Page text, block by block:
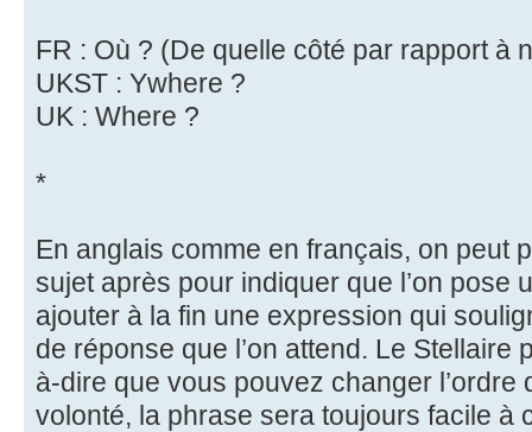
FR : Où ? (De quelle côté par rapport à
UKST : Ywhere ?
UK : Where ?
*
En anglais comme en français, on peut
sujet après pour indiquer que l’on pose
ajouter à la fin une expression qui
de réponse que l’on attend. Le Stellaire
à-dire que vous pouvez changer l’ordre
volonté, la phrase sera toujours facile à